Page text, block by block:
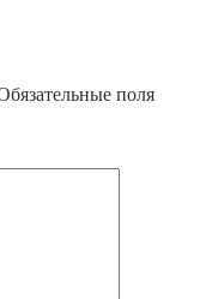
поля